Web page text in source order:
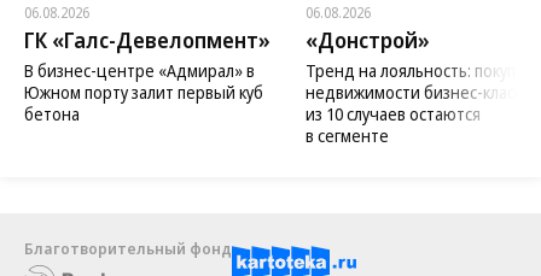
06.08.2026
ГК «Галс-Девелопмент»
В бизнес-центре «Адмирал» в
Южном порту залит первый куб
бетона
06.08.2026
«Донстрой»
Тренд на лояльность:
недвижимости бизнес-класса
из 10 случаев остаются
в сегменте
Благотворительный фонд